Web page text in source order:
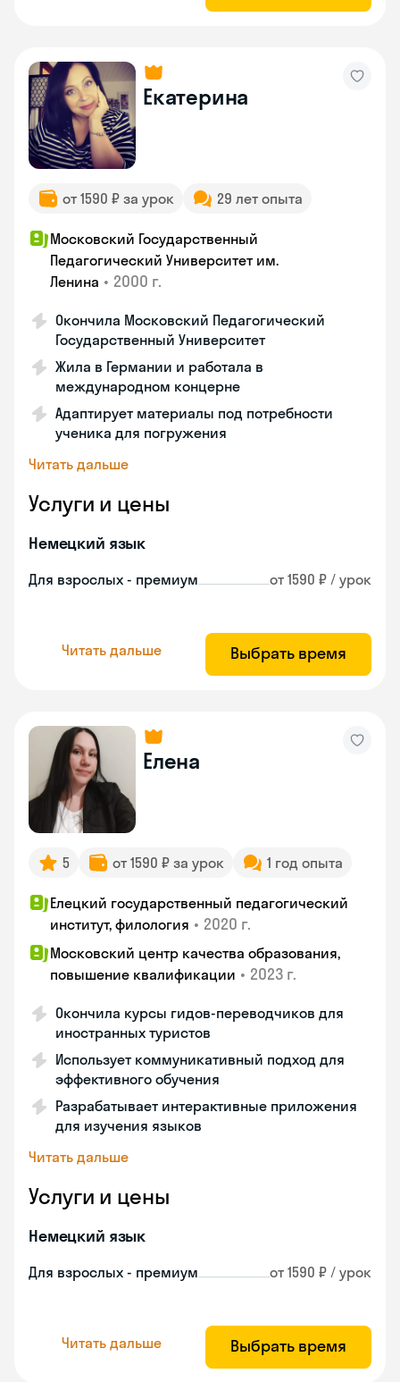
Екатерина
от 1590 ₽ за урок 29 лет опыта
Московский Государственный
Педагогический Университет им.
Ленина • 2000 г.
Окончила Московский Педагогический
Государственный Университет
Жила в Германии и работала в
международном концерне
Адаптирует материалы под потребности
ученика для погружения
Читать дальше
Услуги и цены
Немецкий язык
Для взрослых - премиум от 1590 ₽ / урок
Читать дальше Выбрать время
Елена
5 от 1590 ₽ за урок 1 год опыта
Елецкий государственный педагогический
институт, филология • 2020 г.
Московский центр качества образования,
повышение квалификации • 2023 г.
Окончила курсы гидов-переводчиков для
иностранных туристов
Использует коммуникативный подход для
эффективного обучения
Разрабатывает интерактивные приложения
для изучения языков
Читать дальше
Услуги и цены
Немецкий язык
Для взрослых - премиум от 1590 ₽ / урок
Читать дальше Выбрать время